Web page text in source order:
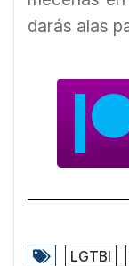
darás alas
LGTBI